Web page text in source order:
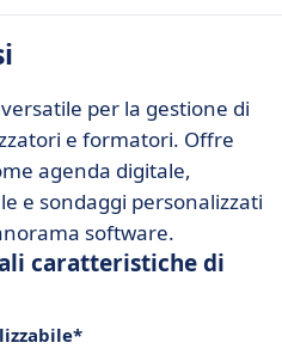
per la gestione di
e formatori. Offre
agenda digitale,
e sondaggi personalizzati
software.
caratteristiche di